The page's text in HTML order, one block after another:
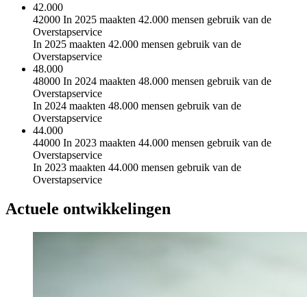
42.000
42000 In 2025 maakten 42.000 mensen gebruik van de
Overstapservice
In 2025 maakten 42.000 mensen gebruik van de
Overstapservice
48.000
48000 In 2024 maakten 48.000 mensen gebruik van de
Overstapservice
In 2024 maakten 48.000 mensen gebruik van de
Overstapservice
44.000
44000 In 2023 maakten 44.000 mensen gebruik van de
Overstapservice
In 2023 maakten 44.000 mensen gebruik van de
Overstapservice
Actuele ontwikkelingen